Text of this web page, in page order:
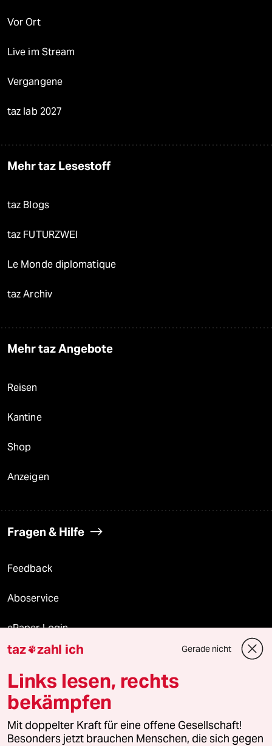
Vor Ort
Live im Stream
Vergangene
taz lab 2027
Mehr taz Lesestoff
taz Blogs
taz FUTURZWEI
Le Monde diplomatique
taz Archiv
Mehr taz Angebote
Reisen
Kantine
Shop
Anzeigen
Fragen & Hilfe
Feedback
Aboservice
ePaper Login
Downloads für Abonnierende
© 2026 taz Verlags und Vertriebs GmbH
Alle Rechte vorbehalten. Bei rechtlichen Fragen oder für Genehmigungen
wenden Sie sich bitte an
lizenzen@taz.de
taz zahl ich Gerade nicht
Links lesen, rechts
bekämpfen
Mit doppelter Kraft für eine offene Gesellschaft!
Besonders jetzt brauchen Menschen, die sich gegen